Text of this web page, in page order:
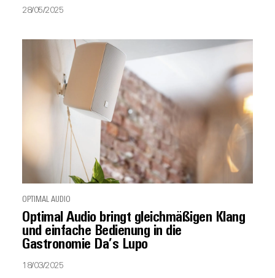
28/05/2025
OPTIMAL AUDIO
Optimal Audio bringt gleichmäßigen Klang
und einfache Bedienung in die
Gastronomie Da’s Lupo
18/03/2025